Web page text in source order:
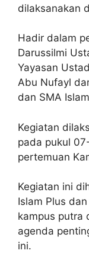
dilaksanakan
Hadir dalam
Darussilmi
Yayasan
Abu Nufayl
dan SMA
Kegiatan
pada pukul
pertemuan
Kegiatan ini
Islam Plus
kampus putra
agenda
ini.